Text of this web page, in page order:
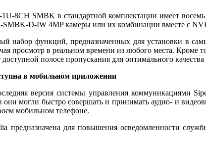
8CH SMBK в стандартной комплектации имеет
D-IW 4MP камеры или их комбинации вместе с
функций, предназначенных для установки в
просмотр в реальном времени из любого места.
полосе пропускания для оптимального
в мобильном приложении
версия системы управления коммуникациями
могли быстро совершать и принимать аудио- и
мобильном телефоне.
предназначена для повышения осведомленности